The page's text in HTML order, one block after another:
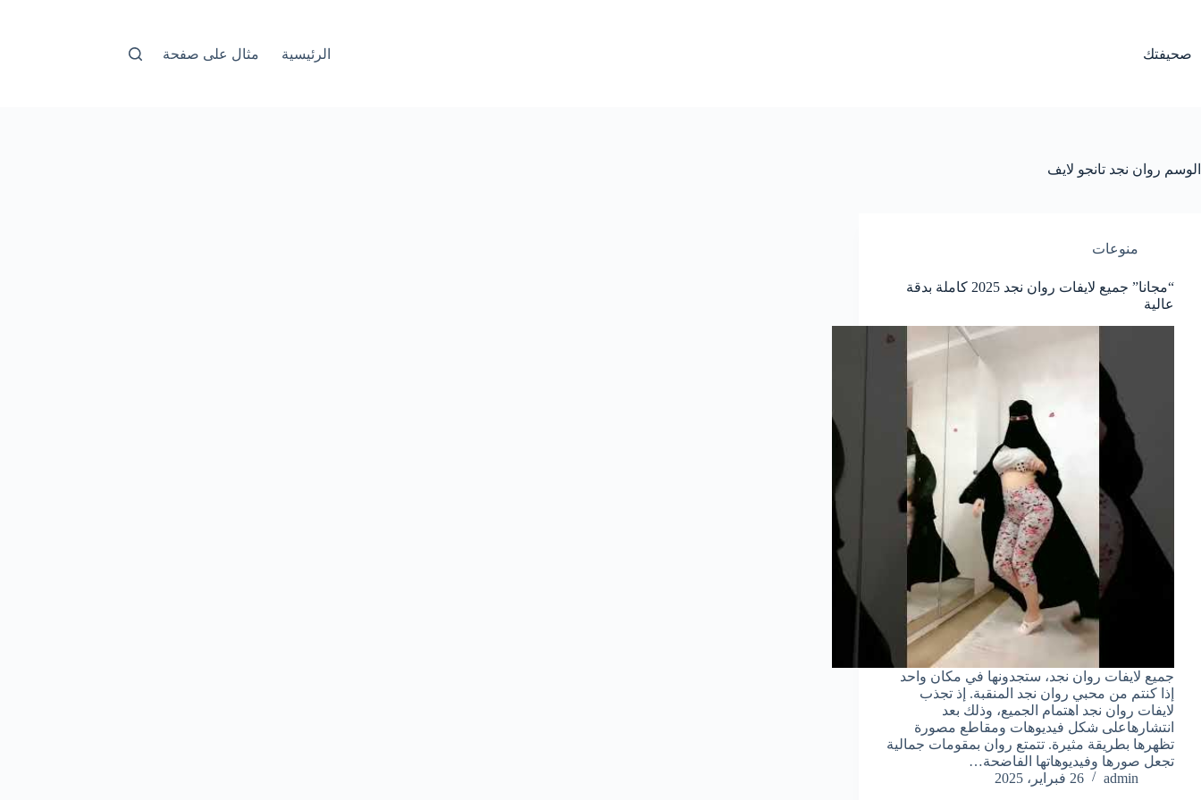
صحيفتك الرئيسية مثال على صفحة
الوسم روان نجد تانجو لايف
منوعات
“مجانا” جميع لايفات روان نجد 2025 كاملة بدقة
عالية
جميع لايفات روان نجد، ستجدونها في مكان واحد
إذا كنتم من محبي روان نجد المنقبة. إذ تجذب
لايفات روان نجد اهتمام الجميع، وذلك بعد
انتشارهاعلى شكل فيديوهات ومقاطع مصورة
تظهرها بطريقة مثيرة. تتمتع روان بمقومات جمالية
تجعل صورها وفيديوهاتها الفاضحة…
admin
26 فبراير، 2025